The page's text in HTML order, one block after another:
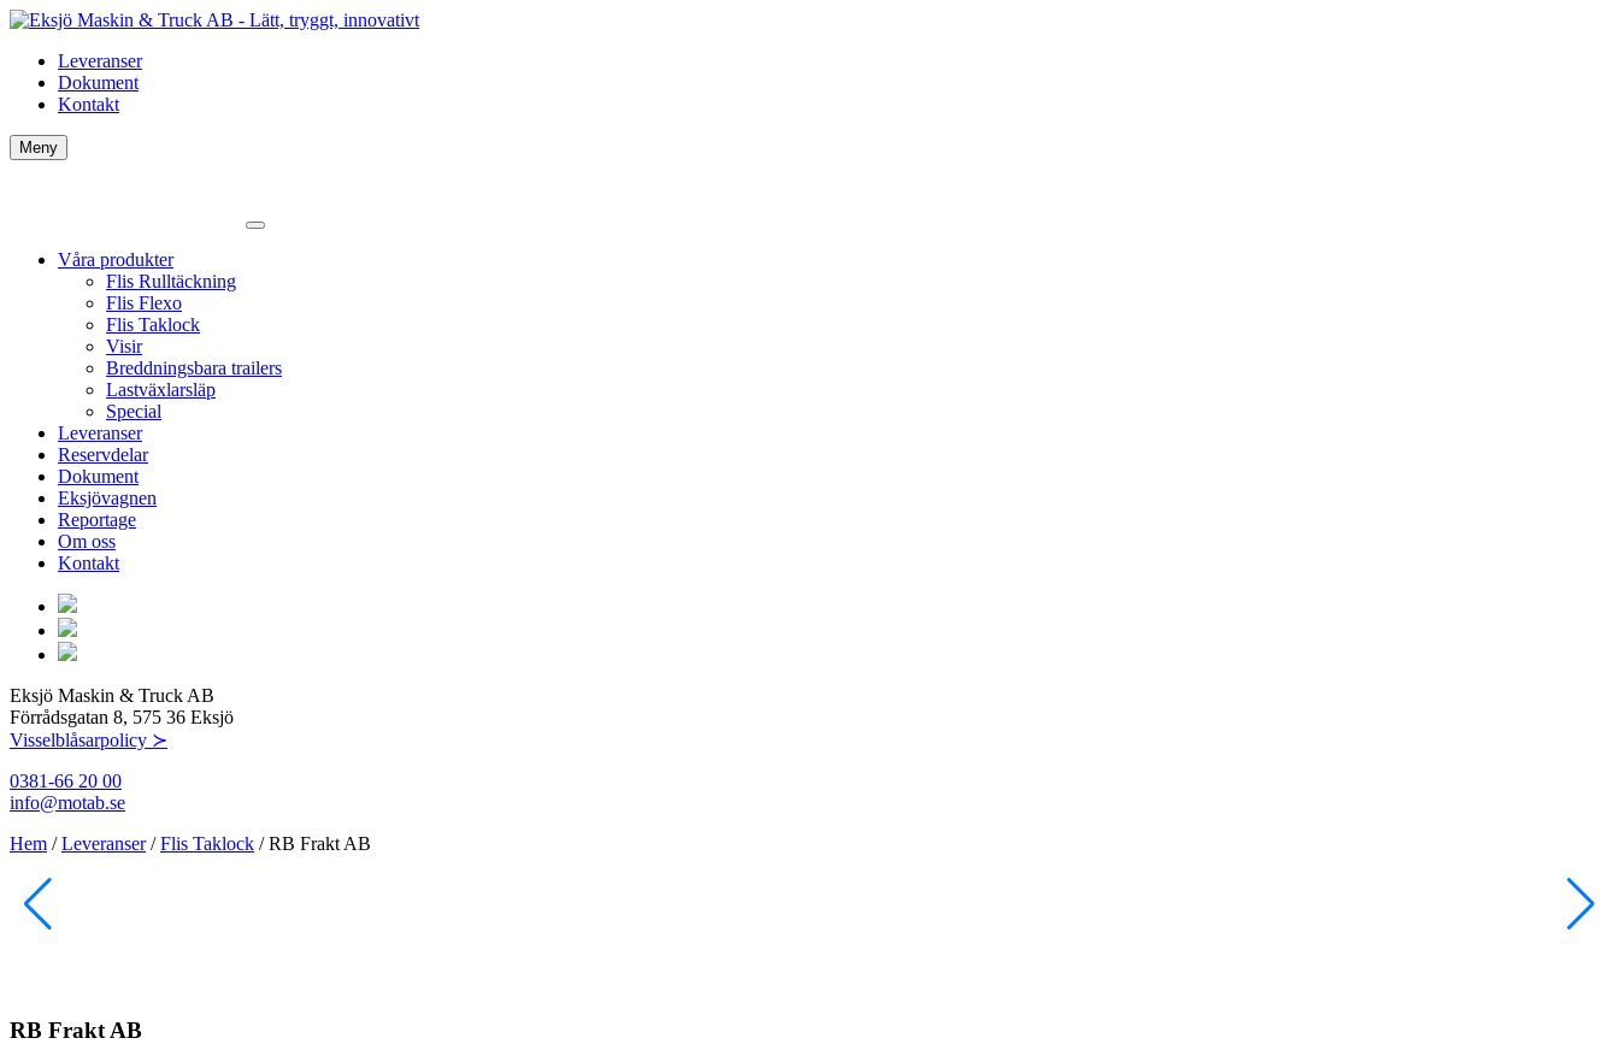
Leveranser
Dokument
Kontakt
Meny
Våra produkter
Flis Rulltäckning
Flis Flexo
Flis Taklock
Visir
Breddningsbara trailers
Lastväxlarsläp
Special
Leveranser
Reservdelar
Dokument
Eksjövagnen
Reportage
Om oss
Kontakt
Eksjö Maskin & Truck AB
Förrådsgatan 8, 575 36 Eksjö
Visselblåsarpolicy ≻
0381-66 20 00
info@motab.se
Hem /Leveranser/Flis Taklock /RB Frakt AB
RB Frakt AB